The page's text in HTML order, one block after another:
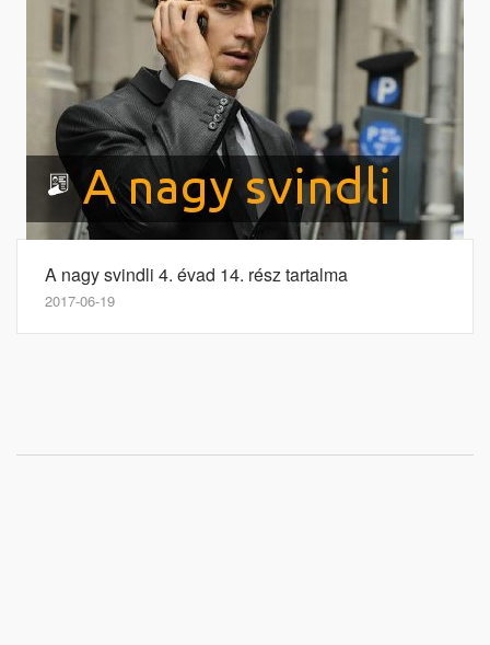
A nagy svindli 4. évad 14. rész tartalma
2017-06-19